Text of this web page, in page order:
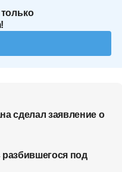
сделал заявление о
под